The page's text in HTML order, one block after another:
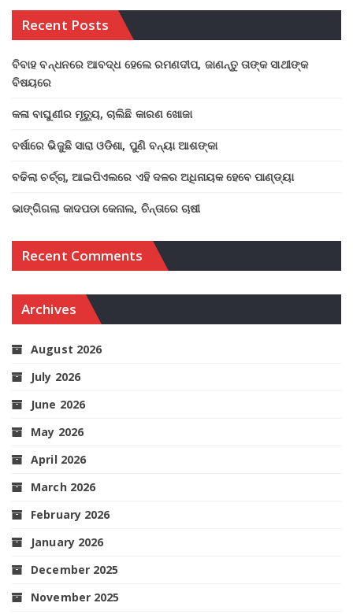
Recent Posts
ବିବାହ ବନ୍ଧନରେ ଆବଦ୍ଧ ହେଲେ ରମଣଦୀପ, ଜାଣନ୍ତୁ ତାଙ୍କ ସାଥୀଙ୍କ
ବିଷୟରେ
କଳା ବାଘୁଣୀର ମୃତ୍ୟୁ, ଚାଲିଛି କାରଣ ଖୋଜା
ବର୍ଷାରେ ଭିଜୁଛି ସାରା ଓଡିଶା, ପୁଣି ବନ୍ୟା ଆଶଙ୍କା
ବଢିଲା ଚର୍ଚ୍ଚା, ଆଇପିଏଲରେ ଏହି ଦଳର ଅଧିନାୟକ ହେବେ ପାଣ୍ଡ୍ୟା
ଭାଙ୍ଗିଗଲା କାଦପଡା କେନାଲ, ଚିନ୍ତାରେ ଚାଷୀ
Recent Comments
Archives
August 2026
July 2026
June 2026
May 2026
April 2026
March 2026
February 2026
January 2026
December 2025
November 2025